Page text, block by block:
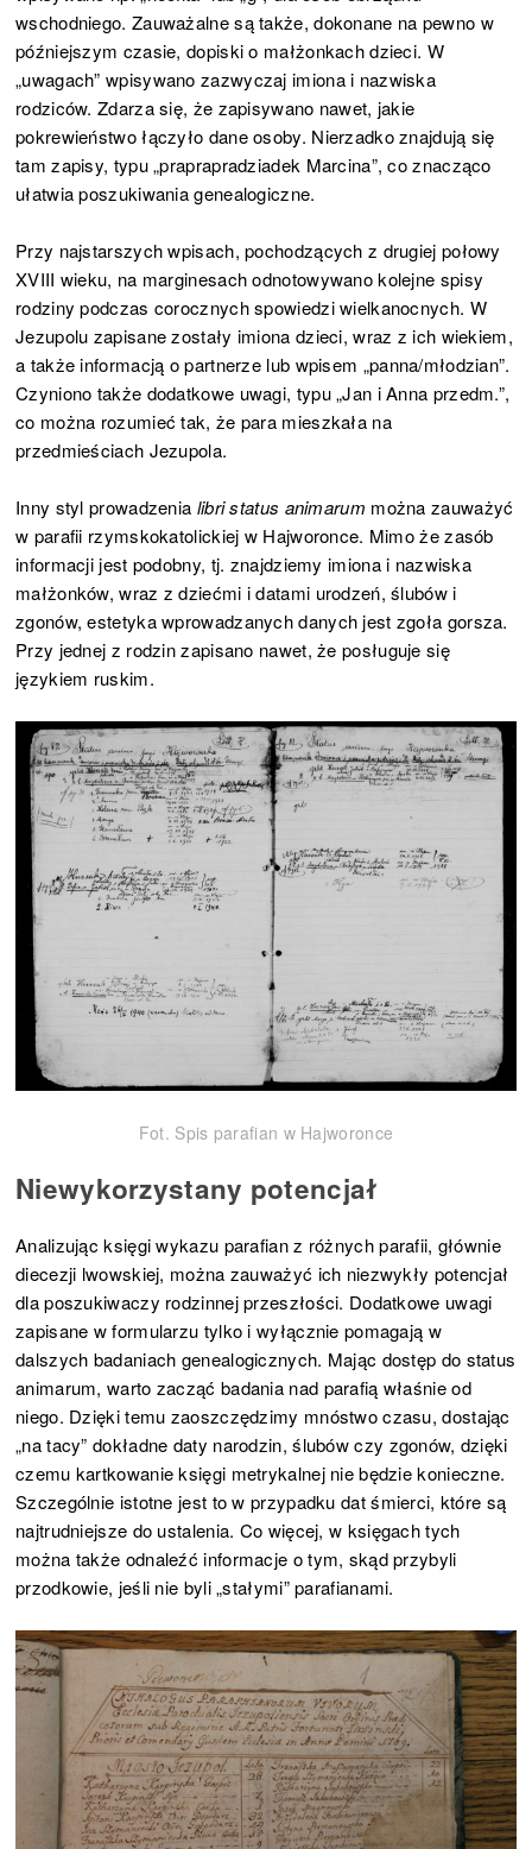
wschodniego. Zauważalne są także, dokonane na pewno w
późniejszym czasie, dopiski o małżonkach dzieci. W
„uwagach” wpisywano zazwyczaj imiona i nazwiska
rodziców. Zdarza się, że zapisywano nawet, jakie
pokrewieństwo łączyło dane osoby. Nierzadko znajdują się
tam zapisy, typu „praprapradziadek Marcina”, co znacząco
ułatwia poszukiwania genealogiczne.
Przy najstarszych wpisach, pochodzących z drugiej połowy
XVIII wieku, na marginesach odnotowywano kolejne spisy
rodziny podczas corocznych spowiedzi wielkanocnych. W
Jezupolu zapisane zostały imiona dzieci, wraz z ich wiekiem,
a także informacją o partnerze lub wpisem „panna/młodzian”.
Czyniono także dodatkowe uwagi, typu „Jan i Anna przedm.”,
co można rozumieć tak, że para mieszkała na
przedmieściach Jezupola.
Inny styl prowadzenia libri status animarum można zauważyć
w parafii rzymskokatolickiej w Hajworonce. Mimo że zasób
informacji jest podobny, tj. znajdziemy imiona i nazwiska
małżonków, wraz z dziećmi i datami urodzeń, ślubów i
zgonów, estetyka wprowadzanych danych jest zgoła gorsza.
Przy jednej z rodzin zapisano nawet, że posługuje się
językiem ruskim.
Fot. Spis parafian w Hajworonce
Niewykorzystany potencjał
Analizując księgi wykazu parafian z różnych parafii, głównie
diecezji lwowskiej, można zauważyć ich niezwykły potencjał
dla poszukiwaczy rodzinnej przeszłości. Dodatkowe uwagi
zapisane w formularzu tylko i wyłącznie pomagają w
dalszych badaniach genealogicznych. Mając dostęp do status
animarum, warto zacząć badania nad parafią właśnie od
niego. Dzięki temu zaoszczędzimy mnóstwo czasu, dostając
„na tacy” dokładne daty narodzin, ślubów czy zgonów, dzięki
czemu kartkowanie księgi metrykalnej nie będzie konieczne.
Szczególnie istotne jest to w przypadku dat śmierci, które są
najtrudniejsze do ustalenia. Co więcej, w księgach tych
można także odnaleźć informacje o tym, skąd przybyli
przodkowie, jeśli nie byli „stałymi” parafianami.